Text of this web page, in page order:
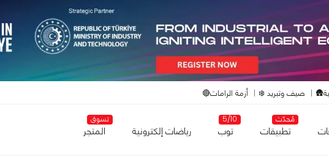
صيف وتبريد ❄️ أزمة الرامات🔴
مُحدّث
تطبيقات
5/10
توب رياضات إلكترونية
تسوق
المتجر